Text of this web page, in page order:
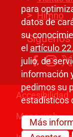
Himno
Síguenos
Pie de página
Accesibilidad
Mapa web
para
datos de
su
el artículo
julio, de
información
pedimos su
estadísticos
Más